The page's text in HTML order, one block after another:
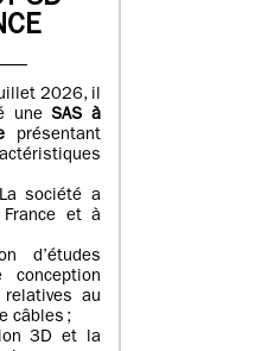
2026, il
uneSAS à
présentant
société a
et à
d’études
conception
relatives au
câbles ;
3D et la